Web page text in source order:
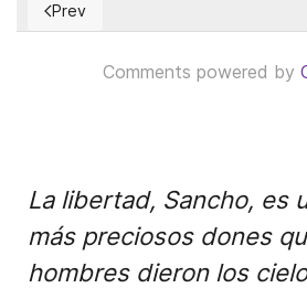
Previous article: Yiwu, capital de la
Prev
Comments powered by
La libertad, Sancho, es
más preciosos dones
hombres dieron los